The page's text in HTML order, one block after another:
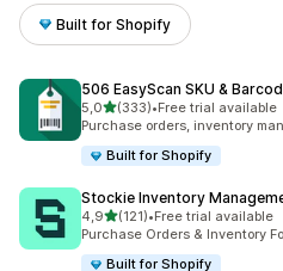
Built for Shopify
506 EasyScan SKU &
5,0av 5 stjerner
(333)
Totalt 333 omtaler
•Free trial available
Purchase orders, inventory
Built for Shopify
Stockie Inventory
4,9av 5 stjerner
(121)
Totalt 121 omtaler
•Free trial available
Purchase Orders & Inventory
Built for Shopify